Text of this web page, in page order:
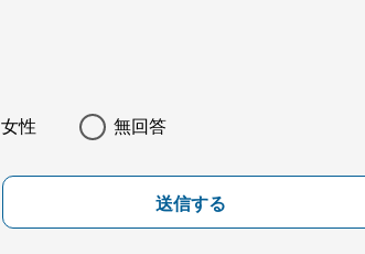
女性 無回答
送信する